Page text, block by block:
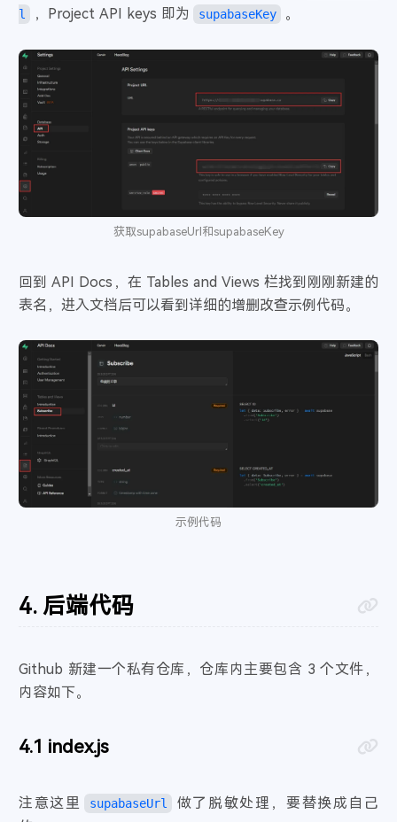
l
，Project API keys 即为 supabaseKey 。
获取supabaseUrl和supabaseKey
回到 API Docs，在 Tables and Views 栏找到刚刚新建的
表名，进入文档后可以看到详细的增删改查示例代码。
示例代码
后端代码
Github 新建一个私有仓库，仓库内主要包含 3 个文件，
内容如下。
index.js
注意这里 supabaseUrl
做了脱敏处理，要替换成自己